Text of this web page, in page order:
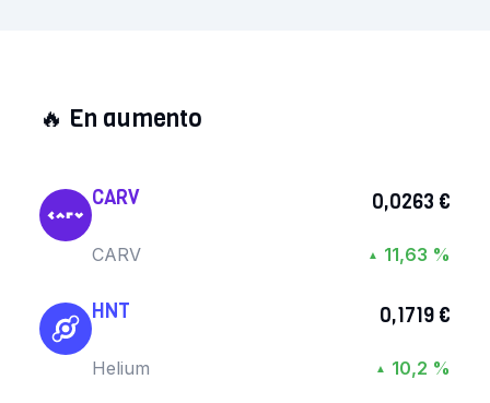
🔥 En aumento
CARV
CARV
0,0263 €
▲ 11,63 %
HNT
Helium
0,1719 €
▲ 10,2 %